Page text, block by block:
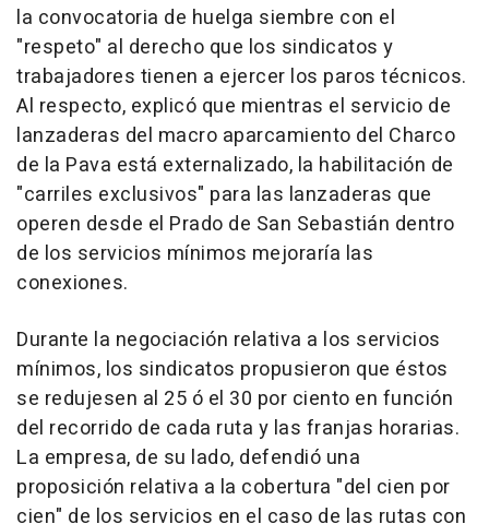
la convocatoria de huelga siembre con el
"respeto" al derecho que los sindicatos y
trabajadores tienen a ejercer los paros técnicos.
Al respecto, explicó que mientras el servicio de
lanzaderas del macro aparcamiento del Charco
de la Pava está externalizado, la habilitación de
"carriles exclusivos" para las lanzaderas que
operen desde el Prado de San Sebastián dentro
de los servicios mínimos mejoraría las
conexiones.
Durante la negociación relativa a los servicios
mínimos, los sindicatos propusieron que éstos
se redujesen al 25 ó el 30 por ciento en función
del recorrido de cada ruta y las franjas horarias.
La empresa, de su lado, defendió una
proposición relativa a la cobertura "del cien por
cien" de los servicios en el caso de las rutas con